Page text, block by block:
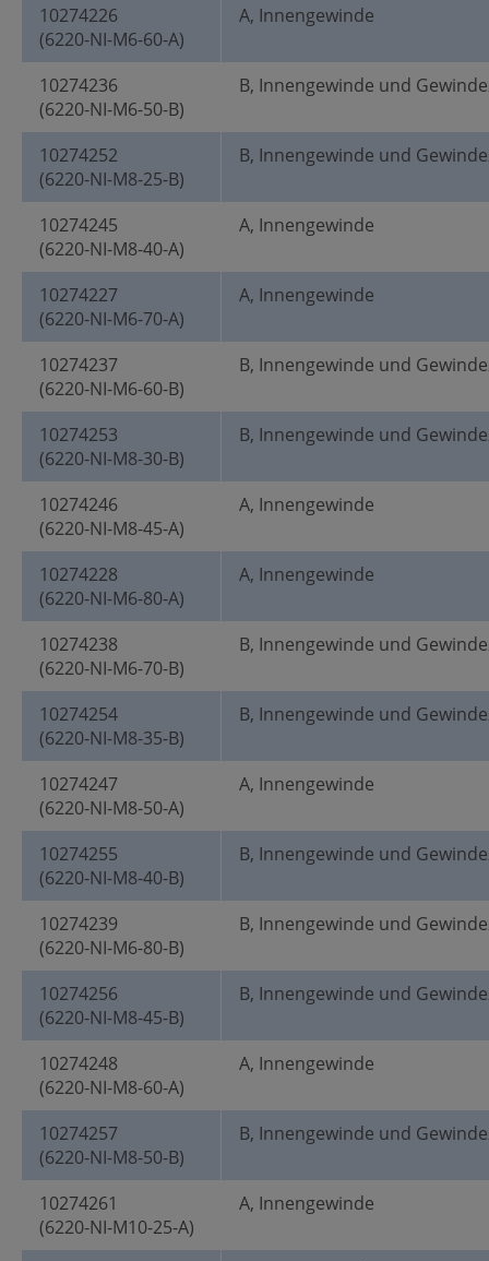
10274226
(6220-NI-M6-60-A)
A, Innengewinde
10274236
(6220-NI-M6-50-B)
B, Innengewinde und
10274252
(6220-NI-M8-25-B)
B, Innengewinde und
10274245
(6220-NI-M8-40-A)
A, Innengewinde
10274227
(6220-NI-M6-70-A)
A, Innengewinde
10274237
(6220-NI-M6-60-B)
B, Innengewinde und
10274253
(6220-NI-M8-30-B)
B, Innengewinde und
10274246
(6220-NI-M8-45-A)
A, Innengewinde
10274228
(6220-NI-M6-80-A)
A, Innengewinde
10274238
(6220-NI-M6-70-B)
B, Innengewinde und
10274254
(6220-NI-M8-35-B)
B, Innengewinde und
10274247
(6220-NI-M8-50-A)
A, Innengewinde
10274255
(6220-NI-M8-40-B)
B, Innengewinde und
10274239
(6220-NI-M6-80-B)
B, Innengewinde und
10274256
(6220-NI-M8-45-B)
B, Innengewinde und
10274248
(6220-NI-M8-60-A)
A, Innengewinde
10274257
(6220-NI-M8-50-B)
B, Innengewinde und
10274261
(6220-NI-M10-25-A)
A, Innengewinde